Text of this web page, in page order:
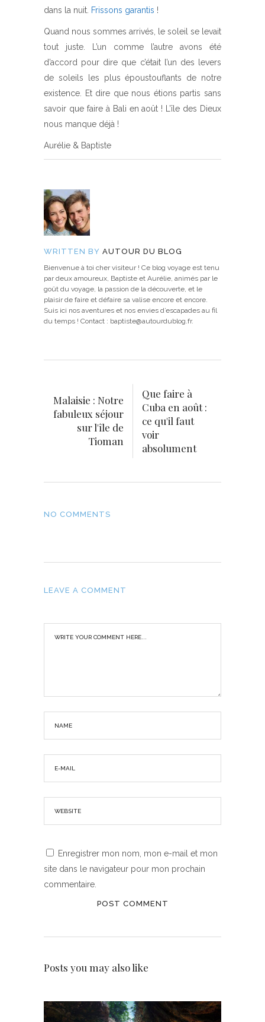
dans la nuit. Frissons garantis !
Quand nous sommes arrivés, le soleil se levait
tout juste. L’un comme l’autre avons été
d’accord pour dire que c’était l’un des levers
de soleils les plus époustouflants de notre
existence. Et dire que nous étions partis sans
savoir que faire à Bali en août ! L’île des Dieux
nous manque déjà !
Aurélie & Baptiste
WRITTEN BY AUTOUR DU BLOG
Bienvenue à toi cher visiteur ! Ce blog voyage est tenu
par deux amoureux, Baptiste et Aurélie, animés par le
goût du voyage, la passion de la découverte, et le
plaisir de faire et défaire sa valise encore et encore.
Suis ici nos aventures et nos envies d’escapades au fil
du temps ! Contact : baptiste@autourdublog.fr.
Malaisie : Notre
fabuleux séjour
sur l'île de
Tioman
Que faire à
Cuba en août :
ce qu'il faut
voir
absolument
NO COMMENTS
LEAVE A COMMENT
Enregistrer mon nom, mon e-mail et mon
site dans le navigateur pour mon prochain
commentaire.
Posts you may also like